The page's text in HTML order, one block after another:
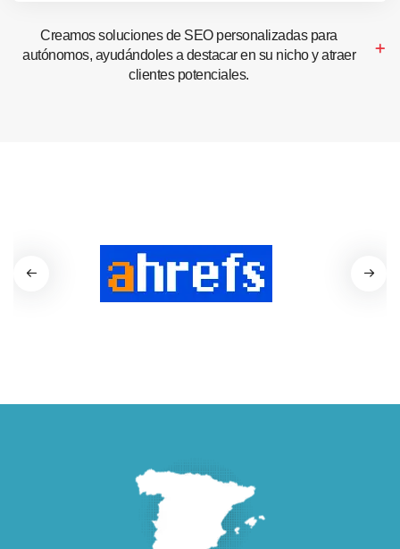
Creamos soluciones de SEO personalizadas para
autónomos, ayudándoles a destacar en su nicho y atraer
clientes potenciales.